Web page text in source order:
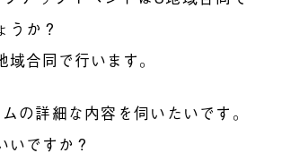
うか？
合同で行います。
の詳細な内容を伺いたいです。
いですか？